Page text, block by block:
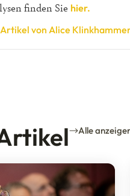
finden Sie hier.
von Alice
Alle